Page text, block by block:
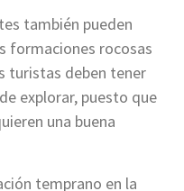
también pueden
formaciones rocosas
turistas deben tener
explorar, puesto que
una buena
temprano en la